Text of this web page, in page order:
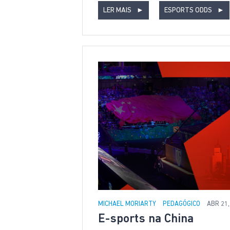
LER MAIS ► ESPORTS ODDS ►
MICHAEL MORIARTY PEDAGÓGICO ABR
E-sports na China